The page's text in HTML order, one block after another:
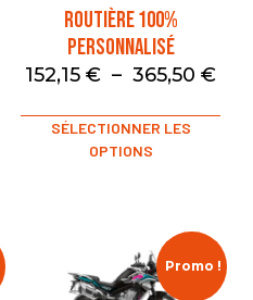
Routière 100%
Personnalisé
152,15 € – 365,50 €
SÉLECTIONNER LES
OPTIONS
Promo !